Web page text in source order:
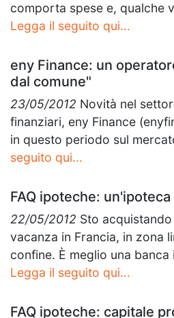
comporta spese e, qualche
Legga il seguito qui...
eny Finance: un
dal comune"
23/05/2012 Novità nel
finanziari, eny Finance
in questo periodo sul
seguito qui...
FAQ ipoteche:
22/05/2012 Sto
vacanza in Francia, in zona
confine. È meglio una
Legga il seguito qui...
FAQ ipoteche: capitale